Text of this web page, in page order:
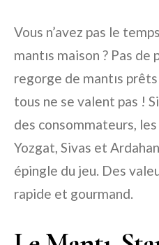
Vous n’avez pas le
mantıs maison ? Pas
regorge de mantıs
tous ne se valent pas !
des consommateurs,
Yozgat, Sivas et
épingle du jeu. Des
rapide et gourmand.